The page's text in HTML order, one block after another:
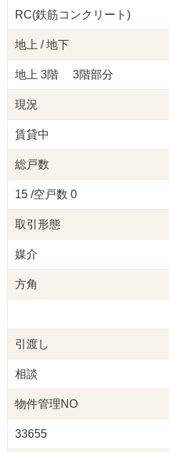
RC(鉄筋コンクリート)
地上 / 地下
地上 3階 3階部分
現況
賃貸中
総戸数
15 /空戸数 0
取引形態
媒介
方角
引渡し
相談
物件管理NO
33655